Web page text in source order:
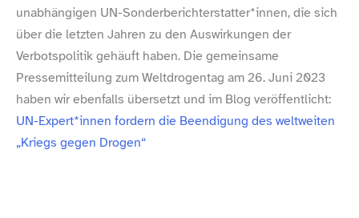
unabhängigen UN-Sonderberichterstatter*innen, die sich
über die letzten Jahren zu den Auswirkungen der
Verbotspolitik gehäuft haben. Die gemeinsame
Pressemitteilung zum Weltdrogentag am 26. Juni 2023
haben wir ebenfalls übersetzt und im Blog veröffentlicht:
UN-Expert*innen fordern die Beendigung des weltweiten
„Kriegs gegen Drogen“